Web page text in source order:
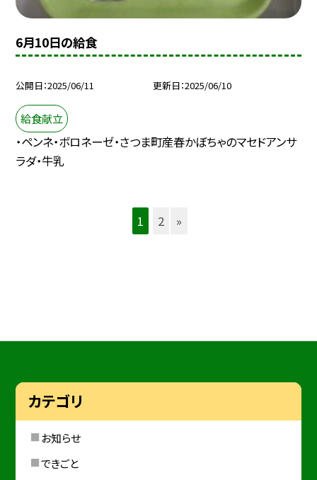
6月10日の給食
公開日 2025/06/11 更新日 2025/06/10
給食献立
・ペンネ・ボロネーゼ・さつま町産春かぼちゃのマセドアンサ
ラダ・牛乳
1 2 »
カテゴリ
お知らせ
できごと